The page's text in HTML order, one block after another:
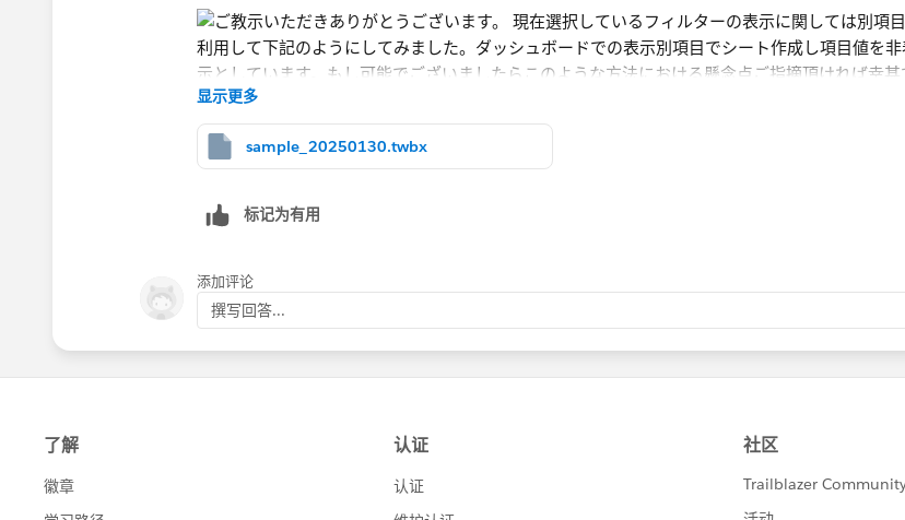
ダッシュボードでの表示
別項目でシート作成し項目値を非表示としています。
あと、アクションフィルターに関してですが現状、ワークブックオープン時にデータソースからリ
ストを作成する機能を利用しています。
何卒よろしくお願い申し上げます。
显示更多
sample_20250130.twbx
标记为有用
添加评论
撰写回答...